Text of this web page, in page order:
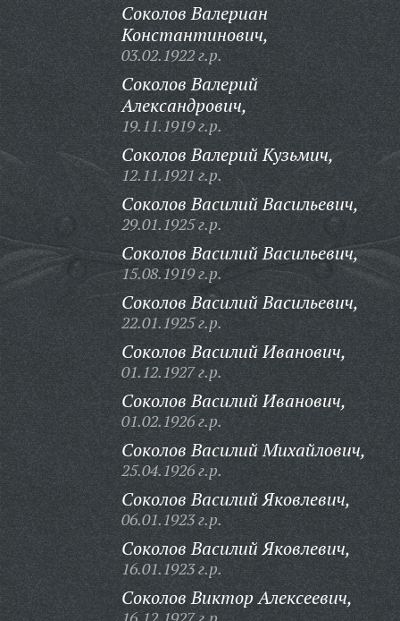
Соколов Валериан
Константинович,
03.02.1922 г.р.
Соколов Валерий
Александрович,
19.11.1919 г.р.
Соколов Валерий Кузьмич,
12.11.1921 г.р.
Соколов Василий Васильевич,
29.01.1925 г.р.
Соколов Василий Васильевич,
15.08.1919 г.р.
Соколов Василий Васильевич,
22.01.1925 г.р.
Соколов Василий Иванович,
01.12.1927 г.р.
Соколов Василий Иванович,
01.02.1926 г.р.
Соколов Василий Михайлович,
25.04.1926 г.р.
Соколов Василий Яковлевич,
06.01.1923 г.р.
Соколов Василий Яковлевич,
16.01.1923 г.р.
Соколов Виктор Алексеевич,